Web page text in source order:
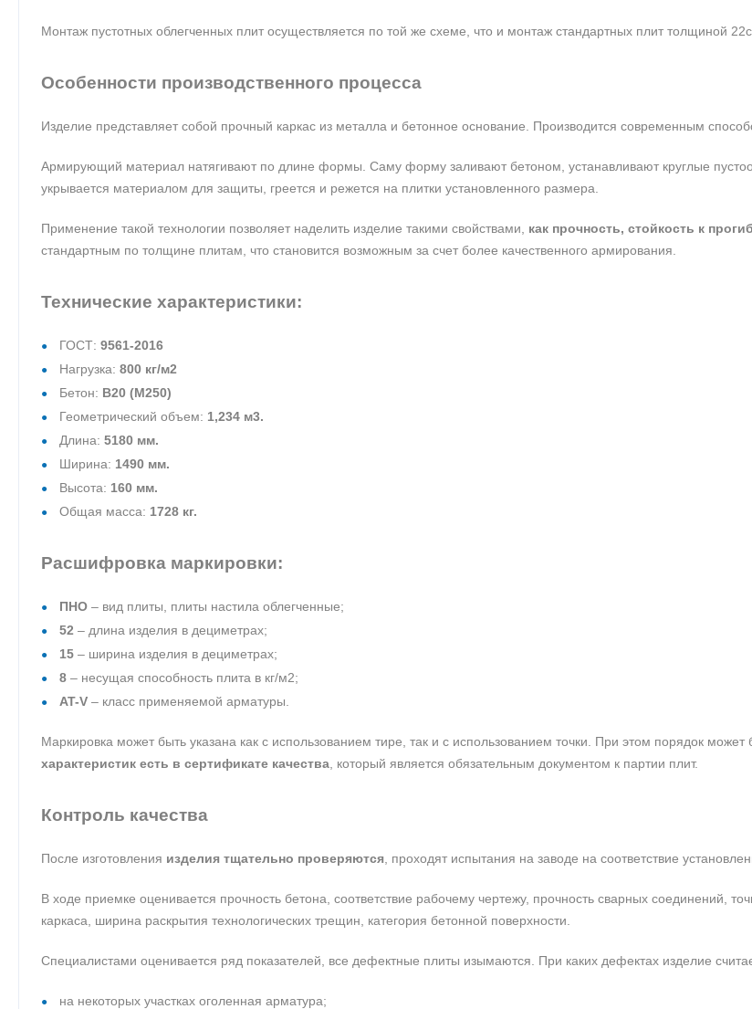
Монтаж пустотных облегченных плит осуществляется по той же схеме, что и монтаж стандартных плит толщиной
Особенности производственного процесса
Изделие представляет собой прочный каркас из металла и бетонное основание. Производится современным
Армирующий материал натягивают по длине формы. Саму форму заливают бетоном, устанавливают круглые
укрывается материалом для защиты, греется и режется на плитки установленного размера.
Применение такой технологии позволяет наделить изделие такими свойствами, как прочность, стойкость к
стандартным по толщине плитам, что становится возможным за счет более качественного армирования.
Технические характеристики:
ГОСТ: 9561-2016
Нагрузка: 800 кг/м2
Бетон: В20 (М250)
Геометрический объем: 1,234 м3.
Длина: 5180 мм.
Ширина: 1490 мм.
Высота: 160 мм.
Общая масса: 1728 кг.
Расшифровка маркировки:
ПНО – вид плиты, плиты настила облегченные;
52 – длина изделия в дециметрах;
15 – ширина изделия в дециметрах;
8 – несущая способность плита в кг/м2;
AT-V – класс применяемой арматуры.
Маркировка может быть указана как с использованием тире, так и с использованием точки. При этом порядок может
характеристик есть в сертификате качества , который является обязательным документом к партии плит.
Контроль качества
После изготовления изделия тщательно проверяются , проходят испытания на заводе на соответствие
В ходе приемке оценивается прочность бетона, соответствие рабочему чертежу, прочность сварных соединений,
каркаса, ширина раскрытия технологических трещин, категория бетонной поверхности.
Специалистами оценивается ряд показателей, все дефектные плиты изымаются. При каких дефектах изделие
на некоторых участках оголенная арматура;